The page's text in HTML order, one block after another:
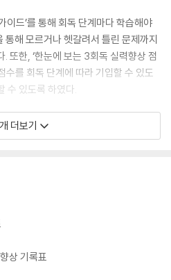
이드’를 통해 회독 단계마다 학습해야
해 모르거나 헷갈려서 틀린 문제까지
또한, ‘한눈에 보는 3회독 실력향상 점
수를 회독 단계에 따라 기입할 수 있도
수 있도록 하였다.
계산연습’은 수리능력, 문제해결능력 등
축을 위해 덧셈, 뺄셈, 곱셈, 나눗셈 문
산 시간과 향상되는 계산 실력을 확
틀린 이유를 적어 자신의 약점을 확
가로, 학습하면서 어렵거나 이해가 되
빠르게 이해할 수 있도록 이시한 저자
제공한다.
더보기
상 기록표